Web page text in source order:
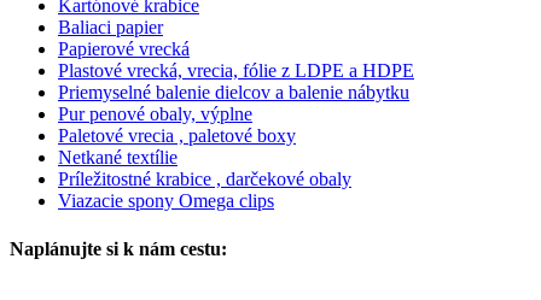
Kartónové krabice
Baliaci papier
Papierové vrecká
Plastové vrecká, vrecia, fólie z LDPE a HDPE
Priemyselné balenie dielcov a balenie nábytku
Pur penové obaly, výplne
Paletové vrecia , paletové boxy
Netkané textílie
Príležitostné krabice , darčekové obaly
Viazacie spony Omega clips
Naplánujte si k nám cestu: